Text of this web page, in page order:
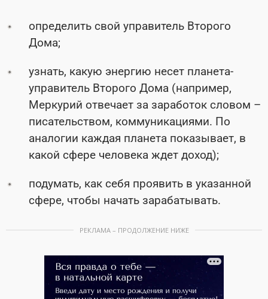
определить свой управитель Второго
Дома;
узнать, какую энергию несет планета-
управитель Второго Дома (например,
Меркурий отвечает за заработок словом –
писательством, коммуникациями. По
аналогии каждая планета показывает, в
какой сфере человека ждет доход);
подумать, как себя проявить в указанной
сфере, чтобы начать зарабатывать.
РЕКЛАМА – ПРОДОЛЖЕНИЕ НИЖЕ